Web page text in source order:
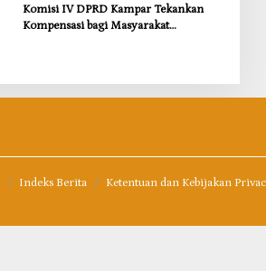
Komisi IV DPRD Kampar Tekankan
Kompensasi bagi Masyarakat
Indeks Berita Ketentuan dan Kebijakan